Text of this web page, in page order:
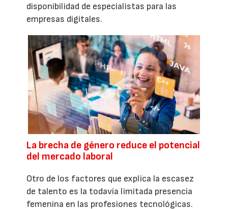
disponibilidad de especialistas para las
empresas digitales.
La brecha de género reduce el potencial
del mercado laboral
Otro de los factores que explica la escasez
de talento es la todavía limitada presencia
femenina en las profesiones tecnológicas.